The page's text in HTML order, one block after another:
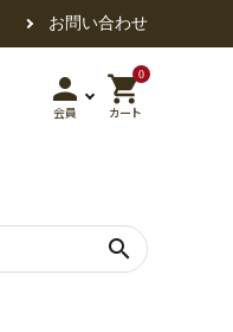
お問い合わせ
person
会員
0
shopping_cart
カート
search